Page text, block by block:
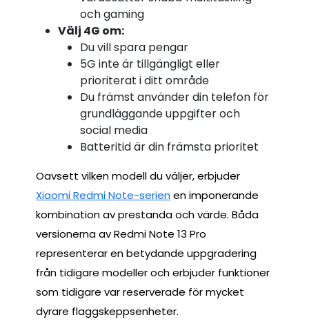
och gaming
Välj 4G om:
Du vill spara pengar
5G inte är tillgängligt eller
prioriterat i ditt område
Du främst använder din telefon för
grundläggande uppgifter och
social media
Batteritid är din främsta prioritet
Oavsett vilken modell du väljer, erbjuder
Xiaomi Redmi Note-serien en imponerande
kombination av prestanda och värde. Båda
versionerna av Redmi Note 13 Pro
representerar en betydande uppgradering
från tidigare modeller och erbjuder funktioner
som tidigare var reserverade för mycket
dyrare flaggskeppsenheter.